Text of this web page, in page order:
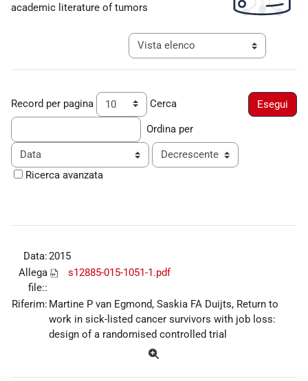
academic literature of tumors
Navigazione terziaria modalità
Record per pagina Cerca
Ordina per
Ordine
Ricerca avanzata
Data:2015
Allega
file::
s12885-015-1051-1.pdf
Riferim: Martine P van Egmond, Saskia FA Duijts, Return to
work in sick-listed cancer survivors with job loss:
design of a randomised controlled trial